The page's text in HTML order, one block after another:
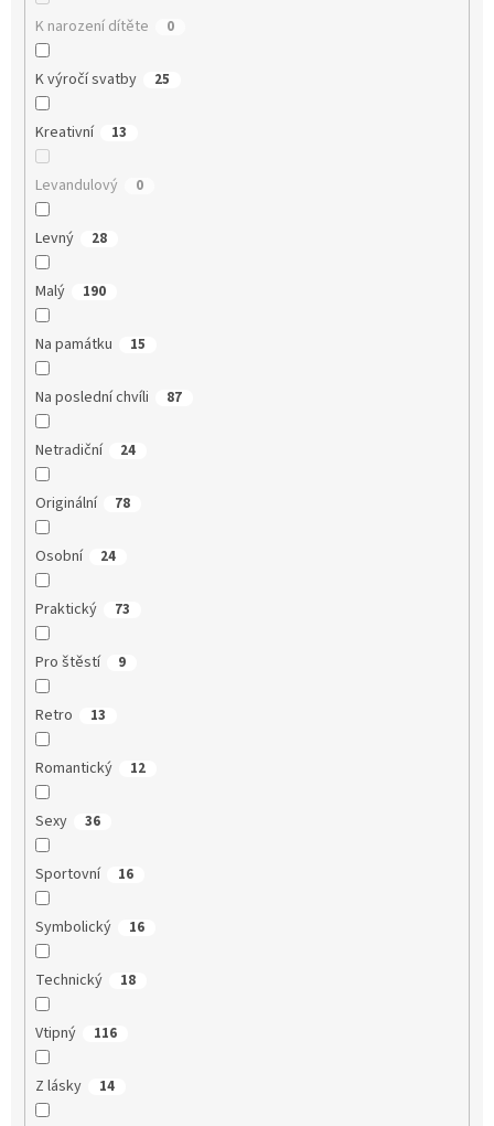
K narození dítěte 0
K výročí svatby 25
Kreativní 13
Levandulový 0
Levný 28
Malý 190
Na památku 15
Na poslední chvíli 87
Netradiční 24
Originální 78
Osobní 24
Praktický 73
Pro štěstí 9
Retro 13
Romantický 12
Sexy 36
Sportovní 16
Symbolický 16
Technický 18
Vtipný 116
Z lásky 14